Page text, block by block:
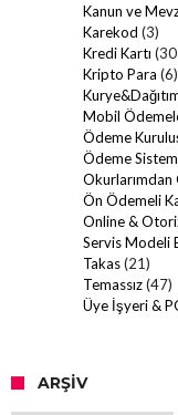
Kanun ve
Karekod (3)
Kredi Kartı
Kripto Para (6)
Mobil
Ödeme
Ödeme
Okurlarımdan
Ön Ödemeli
Online &
Servis Modeli
Takas(21)
Temassız(47)
Üye İşyeri &
ARŞIV